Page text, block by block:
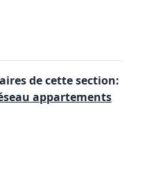
de cette section:
appartements